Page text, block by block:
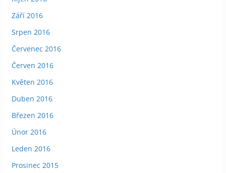
Září 2016
Srpen 2016
Červenec 2016
Červen 2016
Květen 2016
Duben 2016
Březen 2016
Únor 2016
Leden 2016
Prosinec 2015